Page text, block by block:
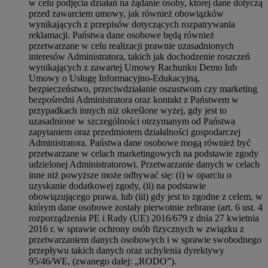
w celu podjęcia działań na żądanie osoby, której dane dotyczą
przed zawarciem umowy, jak również obowiązków
wynikających z przepisów dotyczących rozpatrywania
reklamacji. Państwa dane osobowe będą również
przetwarzane w celu realizacji prawnie uzasadnionych
interesów Administratora, takich jak dochodzenie roszczeń
wynikających z zawartej Umowy Rachunku Demo lub
Umowy o Usługę Informacyjno-Edukacyjną,
bezpieczeństwo, przeciwdziałanie oszustwom czy marketing
bezpośredni Administratora oraz kontakt z Państwem w
przypadkach innych niż określone wyżej, gdy jest to
uzasadnione w szczególności otrzymanym od Państwa
zapytaniem oraz przedmiotem działalności gospodarczej
Administratora. Państwa dane osobowe mogą również być
przetwarzane w celach marketingowych na podstawie zgody
udzielonej Administratorowi. Przetwarzanie danych w celach
inne niż powyższe może odbywać się: (i) w oparciu o
uzyskanie dodatkowej zgody, (ii) na podstawie
obowiązującego prawa, lub (iii) gdy jest to zgodne z celem, w
którym dane osobowe zostały pierwotnie zebrane (art. 6 ust. 4
rozporządzenia PE i Rady (UE) 2016/679 z dnia 27 kwietnia
2016 r. w sprawie ochrony osób fizycznych w związku z
przetwarzaniem danych osobowych i w sprawie swobodnego
przepływu takich danych oraz uchylenia dyrektywy
95/46/WE, (zwanego dalej: „RODO”).